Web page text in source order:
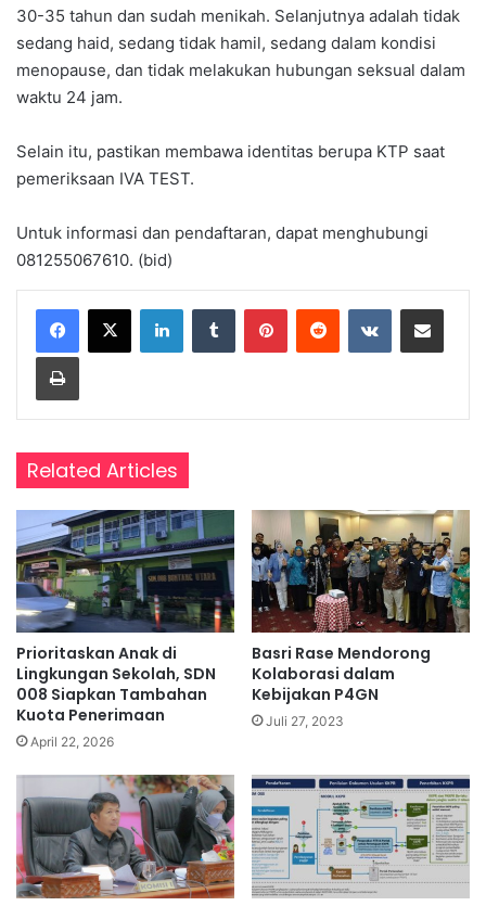
30-35 tahun dan sudah menikah. Selanjutnya adalah tidak
sedang haid, sedang tidak hamil, sedang dalam kondisi
menopause, dan tidak melakukan hubungan seksual dalam
waktu 24 jam.
Selain itu, pastikan membawa identitas berupa KTP saat
pemeriksaan IVA TEST.
Untuk informasi dan pendaftaran, dapat menghubungi
081255067610. (bid)
Related Articles
Prioritaskan Anak di
Lingkungan Sekolah, SDN
008 Siapkan Tambahan
Kuota Penerimaan
April 22, 2026
Basri Rase Mendorong
Kolaborasi dalam
Kebijakan P4GN
Juli 27, 2023